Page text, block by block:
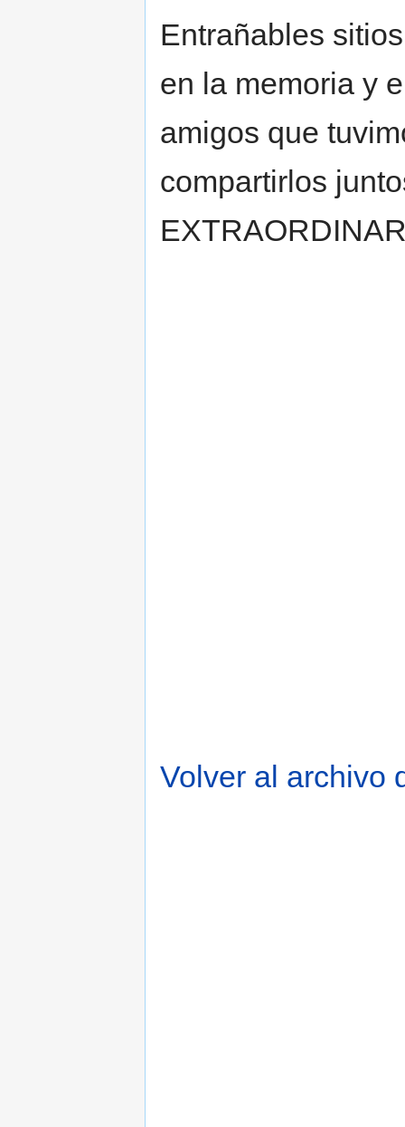
Entrañables
en la memoria y
amigos que
compartirlos
Volver al archivo